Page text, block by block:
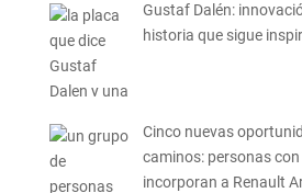
Gustaf Dalén:
historia que sigue
Cinco nuevas
caminos: personas
incorporan a Renault